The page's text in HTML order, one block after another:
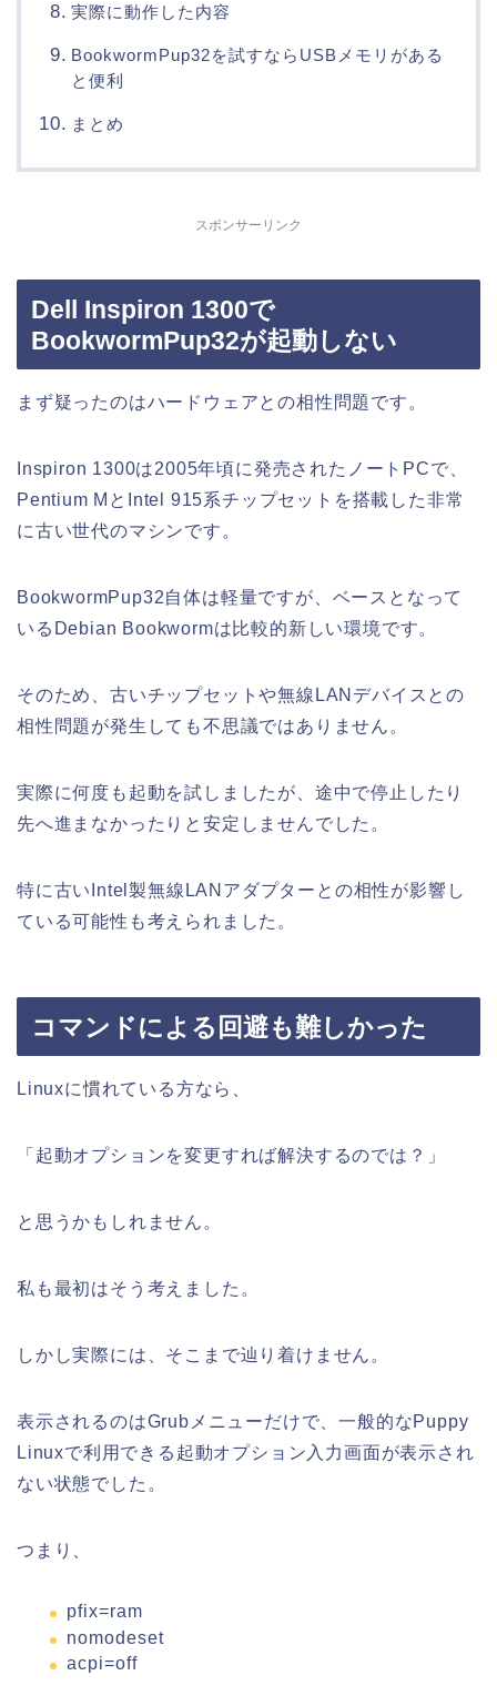
実際に動作した内容
BookwormPup32を試すならUSBメモリがある
と便利
まとめ
スポンサーリンク
Dell Inspiron 1300で
BookwormPup32が起動しない
まず疑ったのはハードウェアとの相性問題です。
Inspiron 1300は2005年頃に発売されたノートPCで、
Pentium MとIntel 915系チップセットを搭載した非常
に古い世代のマシンです。
BookwormPup32自体は軽量ですが、ベースとなって
いるDebian Bookwormは比較的新しい環境です。
そのため、古いチップセットや無線LANデバイスとの
相性問題が発生しても不思議ではありません。
実際に何度も起動を試しましたが、途中で停止したり
先へ進まなかったりと安定しませんでした。
特に古いIntel製無線LANアダプターとの相性が影響し
ている可能性も考えられました。
コマンドによる回避も難しかった
Linuxに慣れている方なら、
「起動オプションを変更すれば解決するのでは？」
と思うかもしれません。
私も最初はそう考えました。
しかし実際には、そこまで辿り着けません。
表示されるのはGrubメニューだけで、一般的なPuppy
Linuxで利用できる起動オプション入力画面が表示され
ない状態でした。
つまり、
pfix=ram
nomodeset
acpi=off